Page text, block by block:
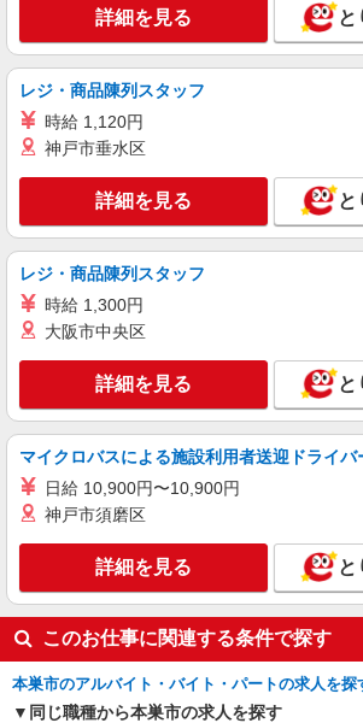
残業代支給 ★交通費別途支給
+゜・。○。・゜+゜・。○。
万円支給(規定有) お友達を紹介頂くと, インセンテ
有）★ ゜・。○。・゜+゜・
岐阜県本巣市のauショッ
キープ
紹介予定派遣
株式会社シエロ
【エーユー】の店舗スタ
時給1500円〜1800円（
残業代支給 ★交通費別途支給
+゜・。○。・゜+゜・。○。
有）★ ゜・。○。・゜+゜
岐阜県本巣市のauショッ
キープ
詳細を見る と
レジ・商品陳列スタッフ
時給 1,120円
神戸市垂水区
詳細を見る と
レジ・商品陳列スタッフ
時給 1,300円
大阪市中央区
詳細を見る と
マイクロバスによる施設利用者送迎ドライバ
日給 10,900円〜10,900円
神戸市須磨区
詳細を見る と
このお仕事に関連する条件で探す
本巣市のアルバイト・バイト・パートの求人を探
同じ職種から本巣市の求人を探す